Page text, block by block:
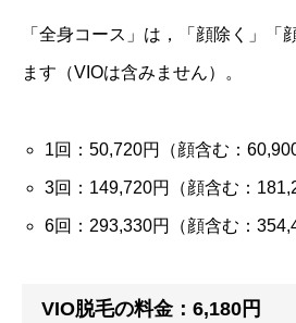
「全身コース」は，「顔除く」「
ます（VIOは含みません）。
1回：50,720円（顔含む：60,900
3回：149,720円（顔含む：
6回：293,330円（顔含む：
VIO脱毛の料金：6,180円